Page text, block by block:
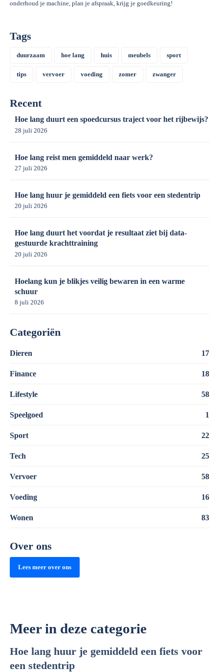
onderhoud je machine, plan je afspraak, krijg je goedkeuring!
Tags
duurzaam hoe lang huis meubels sport
tips vervoer voeding zomer zwanger
Recent
Hoe lang duurt een spoedcursus traject voor het rijbewijs?
28 juli 2026
Hoe lang reist men gemiddeld naar werk?
27 juli 2026
Hoe lang huur je gemiddeld een fiets voor een stedentrip
20 juli 2026
Hoe lang duurt het voordat je resultaat ziet bij data-
gestuurde krachttraining
20 juli 2026
Hoelang kun je blikjes veilig bewaren in een warme
schuur
8 juli 2026
Categoriën
Dieren 17
Finance 18
Lifestyle 58
Speelgoed 1
Sport 22
Tech 25
Vervoer 58
Voeding 16
Wonen 83
Over ons
Lees meer over ons
Meer in deze categorie
Hoe lang huur je gemiddeld een fiets voor
een stedentrip